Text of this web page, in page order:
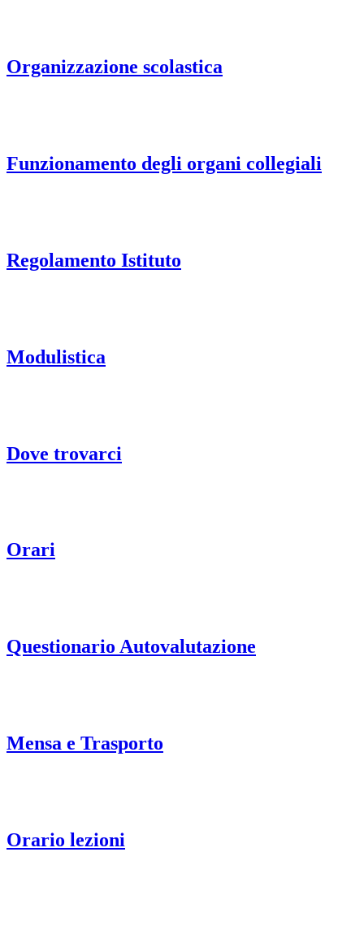
Organizzazione scolastica
Funzionamento degli organi collegiali
Regolamento Istituto
Modulistica
Dove trovarci
Orari
Questionario Autovalutazione
Mensa e Trasporto
Orario lezioni